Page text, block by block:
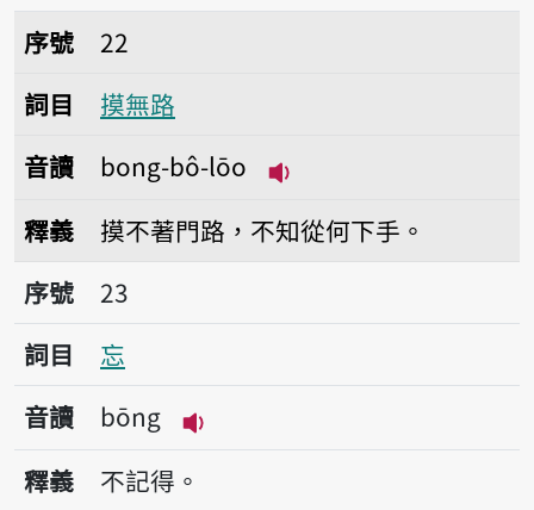
序號22摸無路
序號
22
詞目
摸無路
音讀
bong-bô-lōo
釋義
摸不著門路，不知從何下手。
序號23忘
序號
23
詞目
忘
音讀
bōng
播放音讀bōng
釋義
不記得。